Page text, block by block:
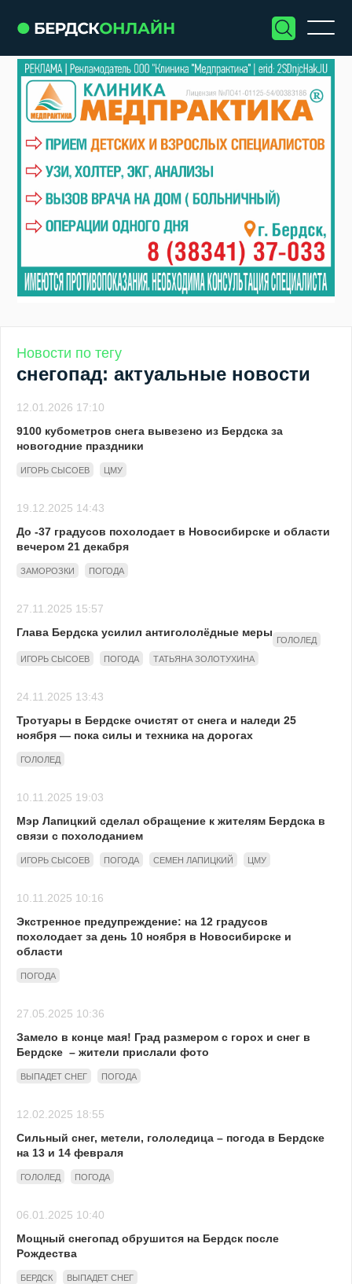
Новости по тегу
снегопад: актуальные новости
12.01.2026 17:10
9100 кубометров снега вывезено из Бердска за
новогодние праздники
ИГОРЬ СЫСОЕВ ЦМУ
19.12.2025 14:43
До -37 градусов похолодает в Новосибирске и области
вечером 21 декабря
ЗАМОРОЗКИ ПОГОДА
27.11.2025 15:57
Глава Бердска усилил антигололёдные меры
ГОЛОЛЕД
ИГОРЬ СЫСОЕВ
ПОГОДА ТАТЬЯНА ЗОЛОТУХИНА
24.11.2025 13:43
Тротуары в Бердске очистят от снега и наледи 25
ноября — пока силы и техника на дорогах
ГОЛОЛЕД
10.11.2025 19:03
Мэр Лапицкий сделал обращение к жителям Бердска в
связи с похолоданием
ИГОРЬ СЫСОЕВ ПОГОДА СЕМЕН ЛАПИЦКИЙ ЦМУ
10.11.2025 10:16
Экстренное предупреждение: на 12 градусов
похолодает за день 10 ноября в Новосибирске и
области
ПОГОДА
27.05.2025 10:36
Замело в конце мая! Град размером с горох и снег в
Бердске – жители прислали фото
ВЫПАДЕТ СНЕГ ПОГОДА
12.02.2025 18:55
Сильный снег, метели, гололедица – погода в Бердске
на 13 и 14 февраля
ГОЛОЛЕД ПОГОДА
06.01.2025 10:40
Мощный снегопад обрушится на Бердск после
Рождества
БЕРДСК ВЫПАДЕТ СНЕГ